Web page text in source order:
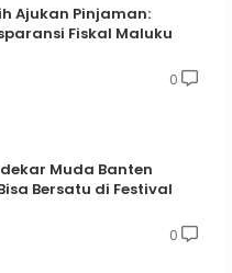
Ajukan Pinjaman:
Fiskal Maluku
0
Muda Banten
Bersatu di Festival
0